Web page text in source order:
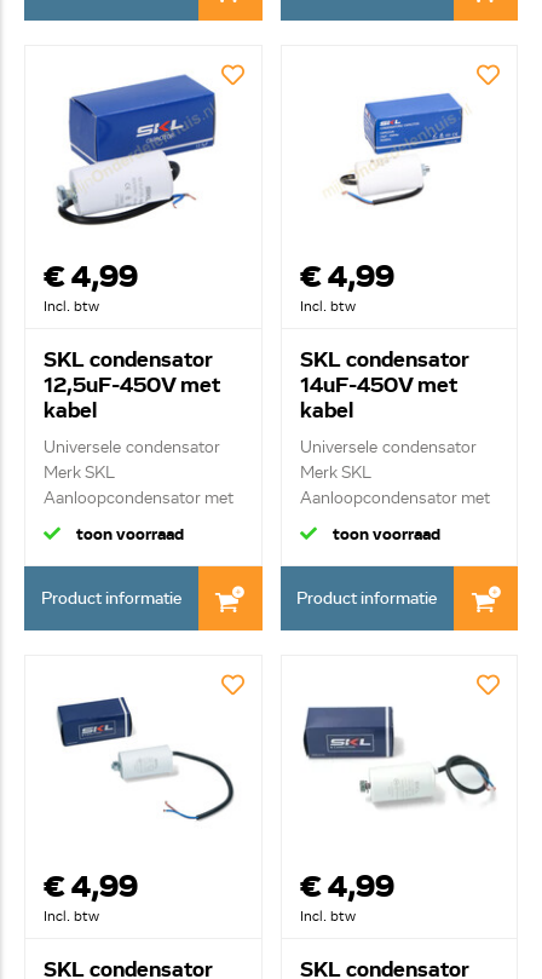
€ 4,99
Incl. btw
SKL condensator
12,5uF-450V met
kabel
Universele condensator
Merk SKL
Aanloopcondensator met
kab...
toon voorraad
Product informatie
€ 4,99
Incl. btw
SKL condensator
14uF-450V met
kabel
Universele condensator
Merk SKL
Aanloopcondensator met
kab...
toon voorraad
Product informatie
€ 4,99
Incl. btw
SKL condensator
€ 4,99
Incl. btw
SKL condensator